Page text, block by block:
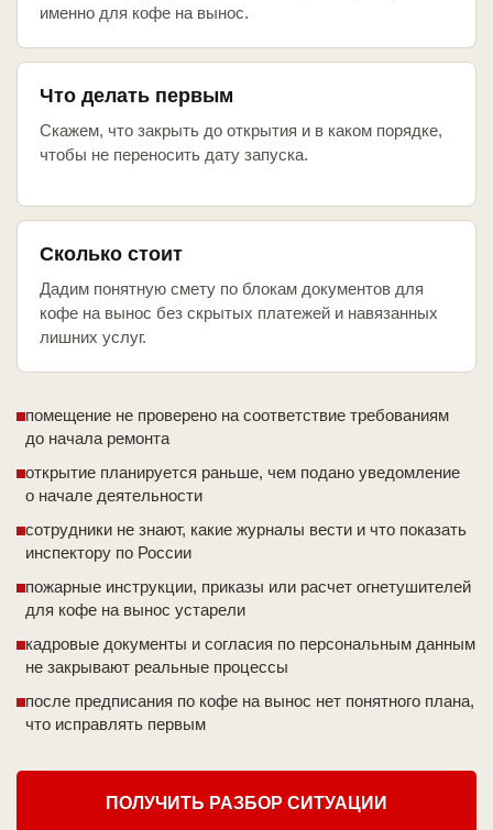
именно для кофе на вынос.
Что делать первым
Скажем, что закрыть до открытия и в каком порядке,
чтобы не переносить дату запуска.
Сколько стоит
Дадим понятную смету по блокам документов для
кофе на вынос без скрытых платежей и навязанных
лишних услуг.
помещение не проверено на соответствие требованиям
до начала ремонта
открытие планируется раньше, чем подано уведомление
о начале деятельности
сотрудники не знают, какие журналы вести и что показать
инспектору по России
пожарные инструкции, приказы или расчет огнетушителей
для кофе на вынос устарели
кадровые документы и согласия по персональным данным
не закрывают реальные процессы
после предписания по кофе на вынос нет понятного плана,
что исправлять первым
ПОЛУЧИТЬ РАЗБОР СИТУАЦИИ